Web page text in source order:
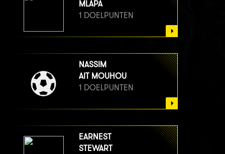
MLAPA
1 DOELPUNTEN
NASSIM
AIT MOUHOU
1 DOELPUNTEN
EARNEST
STEWART